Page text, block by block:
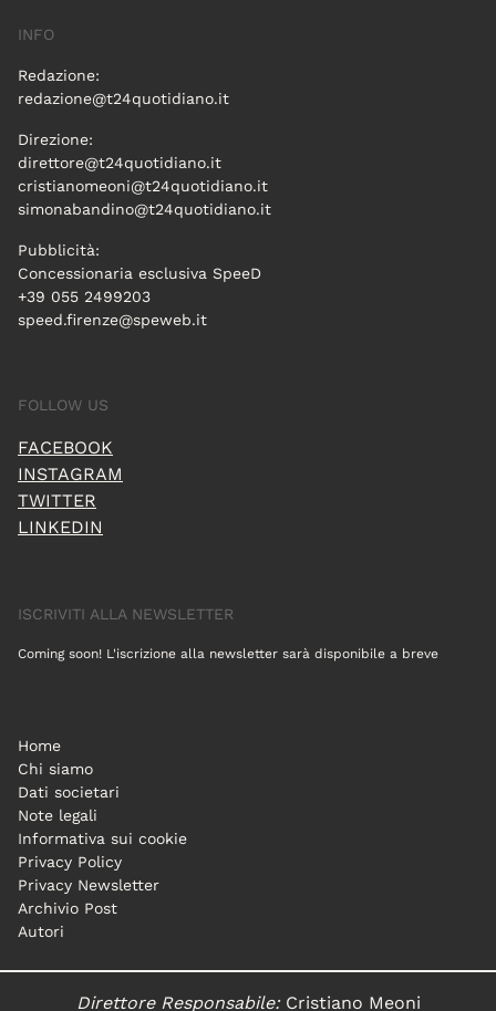
INFO
Redazione:
redazione@t24quotidiano.it
Direzione:
direttore@t24quotidiano.it
cristianomeoni@t24quotidiano.it
simonabandino@t24quotidiano.it
Pubblicità:
Concessionaria esclusiva SpeeD
+39 055 2499203
speed.firenze@speweb.it
FOLLOW US
FACEBOOK
INSTAGRAM
TWITTER
LINKEDIN
ISCRIVITI ALLA NEWSLETTER
Coming soon! L'iscrizione alla newsletter sarà disponibile a breve
Home
Chi siamo
Dati societari
Note legali
Informativa sui cookie
Privacy Policy
Privacy Newsletter
Archivio Post
Autori
Direttore Responsabile:Cristiano Meoni